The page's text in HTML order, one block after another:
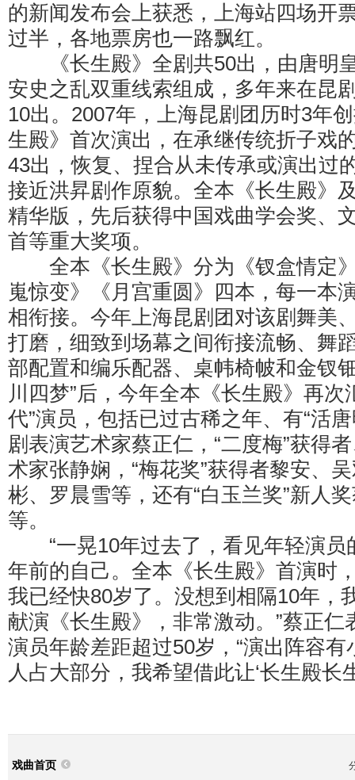
的新闻发布会上获悉，上海站四场开
过半，各地票房也一路飘红。
《长生殿》全剧共50出，由唐明
安史之乱双重线索组成，多年来在昆
10出。2007年，上海昆剧团历时3年
生殿》首次演出，在承继传统折子戏
43出，恢复、捏合从未传承或演出过
接近洪昇剧作原貌。全本《长生殿》
精华版，先后获得中国戏曲学会奖、
首等重大奖项。
全本《长生殿》分为《钗盒情定
嵬惊变》《月宫重圆》四本，每一本
相衔接。今年上海昆剧团对该剧舞美
打磨，细致到场幕之间衔接流畅、舞
部配置和编乐配器、桌帏椅帔和金钗
川四梦”后，今年全本《长生殿》再次
代”演员，包括已过古稀之年、有“活
剧表演艺术家蔡正仁，“二度梅”获得
术家张静娴，“梅花奖”获得者黎安、
彬、罗晨雪等，还有“白玉兰奖”新人
等。
“一晃10年过去了，看见年轻演员
年前的自己。全本《长生殿》首演时
我已经快80岁了。没想到相隔10年，
献演《长生殿》，非常激动。”蔡正
演员年龄差距超过50岁，“演出阵容
人占大部分，我希望借此让‘长生殿长
戏曲首页